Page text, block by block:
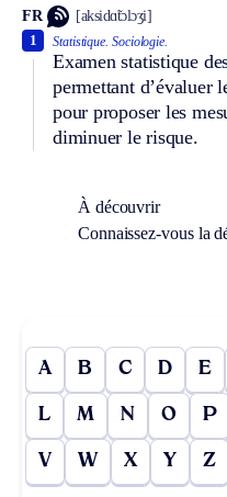
FR [aksidɑ̃tɔlɔʒi]
Statistique. Sociologie.
Examen statistique
permettant d’évaluer
pour proposer les
diminuer le risque.
1
À découvrir
Connaissez-vous la
A B C D E
L M N O P
V W X Y Z